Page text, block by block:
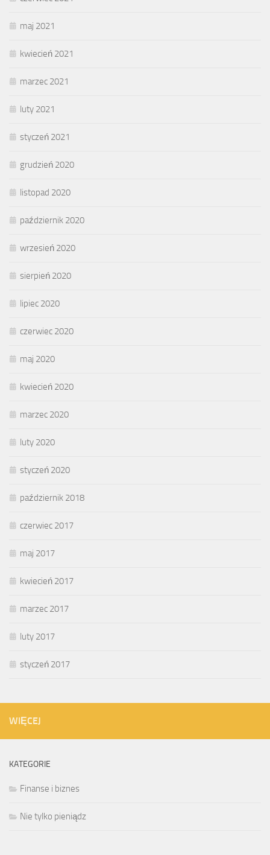
maj 2021
kwiecień 2021
marzec 2021
luty 2021
styczeń 2021
grudzień 2020
listopad 2020
październik 2020
wrzesień 2020
sierpień 2020
lipiec 2020
czerwiec 2020
maj 2020
kwiecień 2020
marzec 2020
luty 2020
styczeń 2020
październik 2018
czerwiec 2017
maj 2017
kwiecień 2017
marzec 2017
luty 2017
styczeń 2017
WIĘCEJ
KATEGORIE
Finanse i biznes
Nie tylko pieniądz